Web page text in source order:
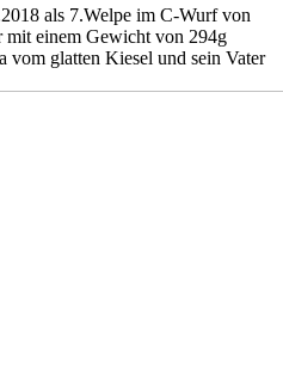
als 7.Welpe im C-Wurf von
einem Gewicht von 294g
vom glatten Kiesel und sein Vater